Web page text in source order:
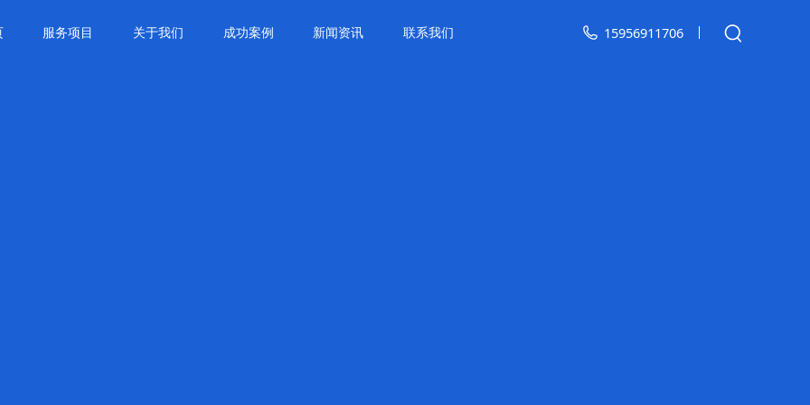
服务项目 关于我们 成功案例 新闻资讯 联系我们 15956911706